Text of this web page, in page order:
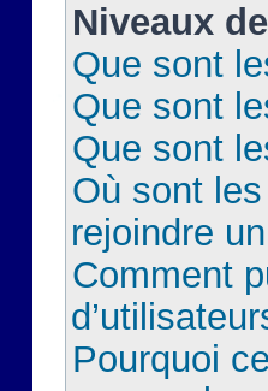
Niveaux
Que sont
Que sont
Que sont
Où sont
rejoindre
Comment
Pourquoi